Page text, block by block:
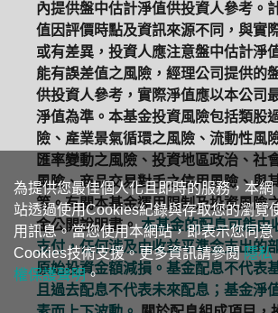
內提供盤中估計淨值供投資人參考。
值因評價時點及資訊來源不同，與實
或有差異，投資人應注意盤中估計淨
能有誤差值之風險，經理公司提供的
供投資人參考，實際淨值應以本公司
淨值為準。本基金投資風險包括類股
險、產業景氣循環之風險、流動性風
匯率變動之風險、投資地區政治、社
風險、商品交易對手之信用風險、與
等。有關本基金運用限制及投資風險
金公開說明書。本基金的配息可能由
支付，任何涉及由收益平準金支出的
原始投資金額減損。基金配息不代表
且過去配息不代表未來配息；基金淨
為提供您最佳個人化且即時的服務，本網
站透過使用Cookies紀錄與存取您的瀏覽
用訊息。當您使用本網站，即表示您同意
Cookies技術支援。更多資訊請參閱隱私
權保護聲明。